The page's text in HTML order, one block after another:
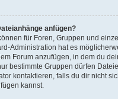
anfügen?
für Foren, Gruppen und
Administration hat es
Forum anzufügen, in dem du
bestimmte Gruppen dürfen
kontaktieren, falls du dir nicht
kannst.